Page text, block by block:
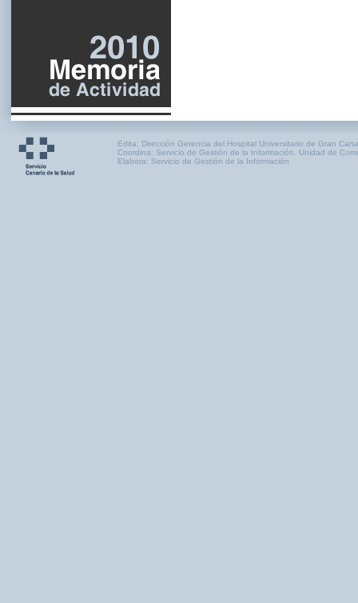
Edita: Dirección Gerencia del Hospital Universitario de Gran
Coordina: Servicio de Gestión de la Información. Unidad de
Elabora: Servicio de Gestión de la Información